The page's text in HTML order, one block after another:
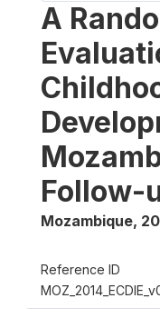
A
Follow-
Mozambique,
Reference ID